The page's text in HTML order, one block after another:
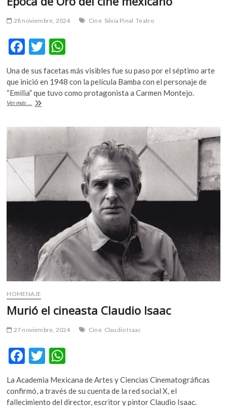
28 noviembre, 2024 Cine Silvia Pinal Teatro
F
e
b
o
o
T
w
itt
er
at
s
p
p
Una de sus facetas más visibles fue su paso por el séptimo arte
que inició en 1948 con la película Bamba con el personaje de
“Emilia” que tuvo como protagonista a Carmen Montejo.
Ver más ... Murió
la
de
la
Oro
del
HOMENAJE
Murió el cineasta Claudio Isaac
27 noviembre, 2024 Cine Claudio Isaac
F
ac
e
T
w
itt
h
at
La Academia Mexicana de Artes y Ciencias Cinematográficas
confirmó, a través de su cuenta de la red social X, el
fallecimiento del director, escritor y pintor Claudio Isaac.